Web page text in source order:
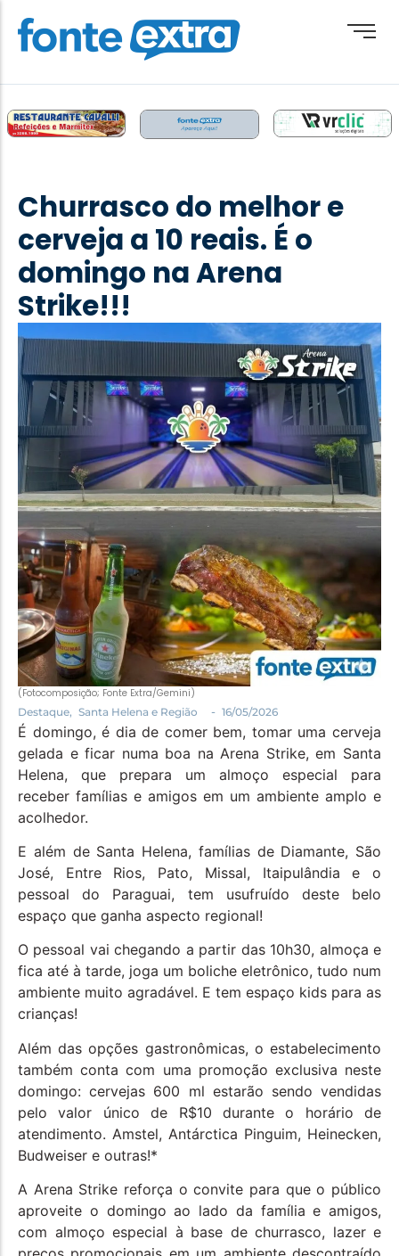
Destaque
Esporte
Geral
Obituário
Paraguai
Paraná
Política
Santa Helena e Região
Saúde e Bem-Estar
Churrasco do melhor e
cerveja a 10 reais. É o
domingo na Arena
Strike!!!
(Fotocomposição; Fonte Extra/Gemini)
Destaque, Santa Helena e Região - 16/05/2026
É domingo, é dia de comer bem, tomar uma cerveja
gelada e ficar numa boa na Arena Strike, em Santa
Helena, que prepara um almoço especial para
receber famílias e amigos em um ambiente amplo e
acolhedor.
E além de Santa Helena, famílias de Diamante, São
José, Entre Rios, Pato, Missal, Itaipulândia e o
pessoal do Paraguai, tem usufruído deste belo
espaço que ganha aspecto regional!
O pessoal vai chegando a partir das 10h30, almoça e
fica até à tarde, joga um boliche eletrônico, tudo num
ambiente muito agradável. E tem espaço kids para as
crianças!
Além das opções gastronômicas, o estabelecimento
também conta com uma promoção exclusiva neste
domingo: cervejas 600 ml estarão sendo vendidas
pelo valor único de R$10 durante o horário de
atendimento. Amstel, Antárctica Pinguim, Heinecken,
Budweiser e outras!*
A Arena Strike reforça o convite para que o público
aproveite o domingo ao lado da família e amigos,
com almoço especial à base de churrasco, lazer e